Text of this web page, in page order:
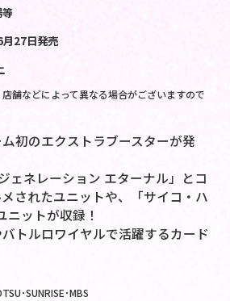
月27日発売
舗などによって異なる場合がございますので
初のエクストラブースターが発
ェネレーション エターナル」とコ
されたユニットや、「サイコ・ハ
ニットが収録！
トルロワイヤルで活躍するカード
･SUNRISE･MBS